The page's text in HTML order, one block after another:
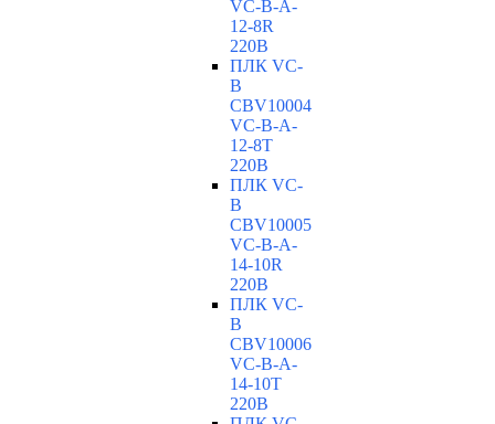
VC-В-A-
12-8R
220В
ПЛК VC-
B
CBV10004
VC-В-A-
12-8T
220В
ПЛК VC-
B
CBV10005
VC-В-A-
14-10R
220В
ПЛК VC-
B
CBV10006
VC-В-A-
14-10T
220В